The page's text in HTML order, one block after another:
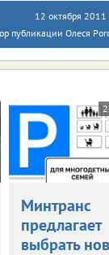
12 октября 2011
публикации Олеся
Минтранс
предлагает
выбрать